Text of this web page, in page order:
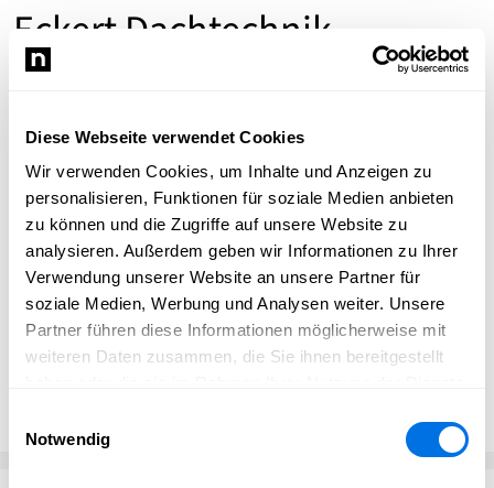
Diese Webseite verwendet Cookies
Wir verwenden Cookies, um Inhalte und Anzeigen zu
personalisieren, Funktionen für soziale Medien anbieten
zu können und die Zugriffe auf unsere Website zu
analysieren. Außerdem geben wir Informationen zu Ihrer
Verwendung unserer Website an unsere Partner für
soziale Medien, Werbung und Analysen weiter. Unsere
Partner führen diese Informationen möglicherweise mit
weiteren Daten zusammen, die Sie ihnen bereitgestellt
Notwendig
Eckert Dachtechnik
Dachtechnik GmbH - Ihr Meisterbetrieb
in Ladenburg
Als Inhabergeführter Meisterbetrieb der
Dachdeckerinnung Mannheim sind wir Ihr Partner für
ganzheitliche Lösungen rund um Dach-, Wand- und
Abdichtungstechnik. Neben kompromissloser Qualität
erwartet Sie bei uns Nachhaltigkeit, Zuverlässigkeit und
ausgewählte Fachleute, die ihr Handwerk verstehen.